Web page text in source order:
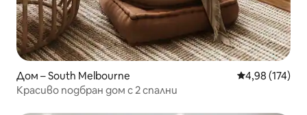
Дом – South Melbourne Средна
4,98 (174)
Красиво подбран дом с 2 спални